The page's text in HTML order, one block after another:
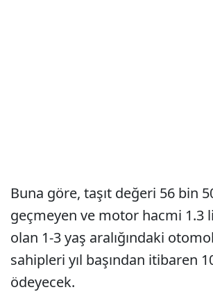
Buna göre, taşıt değeri 56 bin
geçmeyen ve motor hacmi 1.3
olan 1-3 yaş aralığındaki
sahipleri yıl başından itibaren
ödeyecek.